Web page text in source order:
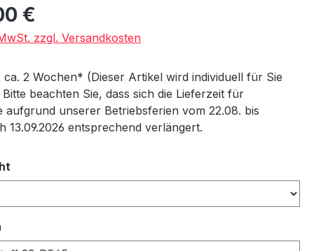
€
zzgl. Versandkosten
ca. 2 Wochen* (Dieser Artikel wird individuell für Sie
beachten Sie, dass sich die Lieferzeit für
aufgrund unserer Betriebsferien vom 22.08. bis
13.09.2026 entsprechend verlängert.